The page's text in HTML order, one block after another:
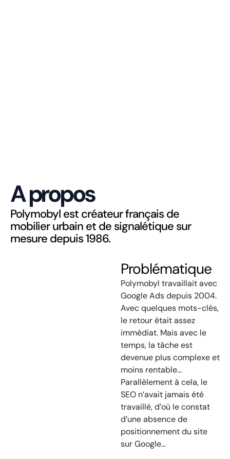
A propos
Polymobyl est créateur français de
mobilier urbain et de signalétique sur
mesure depuis 1986.
Problématique
Polymobyl travaillait avec
Google Ads depuis 2004.
Avec quelques mots-clés,
le retour était assez
immédiat. Mais avec le
temps, la tâche est
devenue plus complexe et
moins rentable…
Parallèlement à cela, le
SEO n’avait jamais été
travaillé, d’où le constat
d’une absence de
positionnement du site
sur Google…